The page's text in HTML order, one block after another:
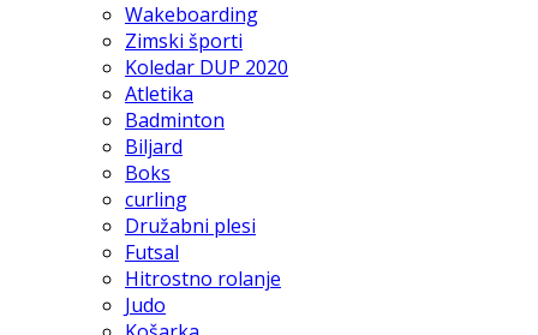
Wakeboarding
Zimski športi
Koledar DUP 2020
Atletika
Badminton
Biljard
Boks
curling
Družabni plesi
Futsal
Hitrostno rolanje
Judo